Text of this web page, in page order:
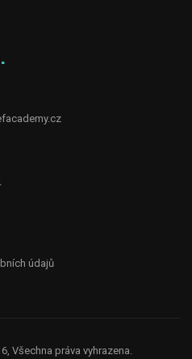
údajů
Všechna práva vyhrazena.